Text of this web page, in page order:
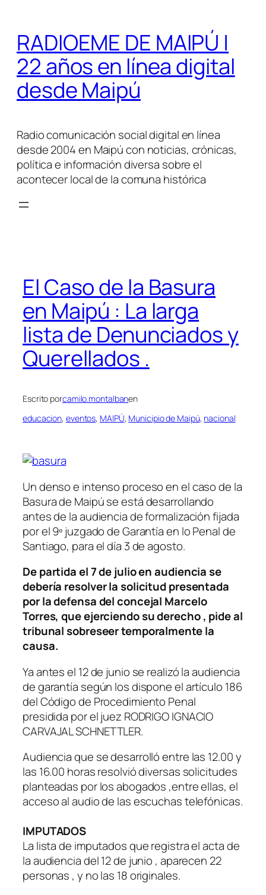
contenido
RADIOEME DE MAIPÚ |
22 años en línea digital
desde Maipú
Radio comunicación social digital en línea
desde 2004 en Maipú con noticias, crónicas,
política e información diversa sobre el
acontecer local de la comuna histórica
El Caso de la Basura
en Maipú : La larga
lista de Denunciados y
Querellados .
Escrito porcamilo.montalbanen
educacion, eventos, MAIPÚ, Municipio de Maipú, nacional
Un denso e intenso proceso en el caso de la
Basura de Maipú se está desarrollando
antes de la audiencia de formalización fijada
por el 9º juzgado de Garantía en lo Penal de
Santiago, para el día 3 de agosto.
De partida el 7 de julio en audiencia se
debería resolver la solicitud presentada
por la defensa del concejal Marcelo
Torres, que ejerciendo su derecho , pide al
tribunal sobreseer temporalmente la
causa.
Ya antes el 12 de junio se realizó la audiencia
de garantía según los dispone el artículo 186
del Código de Procedimiento Penal
presidida por el juez RODRIGO IGNACIO
CARVAJAL SCHNETTLER.
Audiencia que se desarrolló entre las 12.00 y
las 16.00 horas resolvió diversas solicitudes
planteadas por los abogados ,entre ellas, el
acceso al audio de las escuchas telefónicas.
IMPUTADOS
La lista de imputados que registra el acta de
la audiencia del 12 de junio , aparecen 22
personas , y no las 18 originales.